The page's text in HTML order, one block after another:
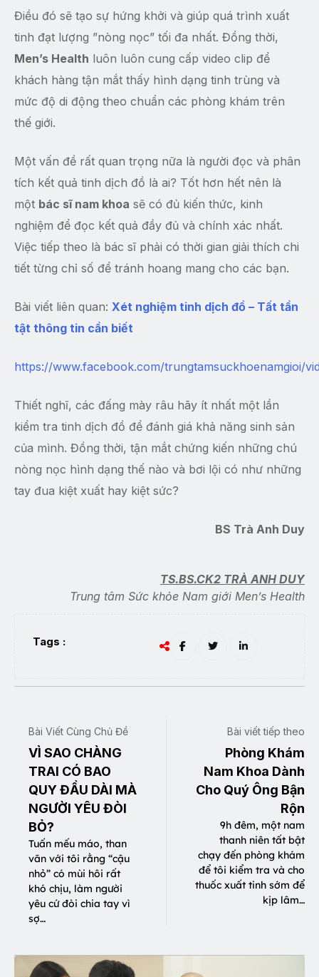
Điều đó sẽ tạo sự hứng khởi và giúp quá trình xuất
tinh đạt lượng ”nòng nọc” tối đa nhất. Đồng thời,
Men’s Health luôn luôn cung cấp video clip để
khách hàng tận mắt thấy hình dạng tinh trùng và
mức độ di động theo chuẩn các phòng khám trên
thế giới.
Một vấn đề rất quan trọng nữa là người đọc và phân
tích kết quả tinh dịch đồ là ai? Tốt hơn hết nên là
một bác sĩ nam khoa sẽ có đủ kiến thức, kinh
nghiệm để đọc kết quả đầy đủ và chính xác nhất.
Việc tiếp theo là bác sĩ phải có thời gian giải thích chi
tiết từng chỉ số để tránh hoang mang cho các bạn.
Bài viết liên quan: Xét nghiệm tinh dịch đồ – Tất tần
tật thông tin cần biết
https://www.facebook.com/trungtamsuckhoenamgioi/
Thiết nghĩ, các đấng mày râu hãy ít nhất một lần
kiểm tra tinh dịch đồ để đánh giá khả năng sinh sản
của mình. Đồng thời, tận mắt chứng kiến những chú
nòng nọc hình dạng thế nào và bơi lội có như những
tay đua kiệt xuất hay kiệt sức?
BS Trà Anh Duy
TS.BS.CK2 TRÀ ANH DUY
Trung tâm Sức khỏe Nam giới Men’s Health
Tags :
Bài Viết Cùng Chủ Đề
VÌ SAO CHÀNG
TRAI CÓ BAO
QUY ĐẦU DÀI MÀ
NGƯỜI YÊU ĐÒI
BỎ?
Tuấn mếu máo, than
vãn với tôi rằng “cậu
nhỏ” có mùi hôi rất
khó chịu, làm người
yêu cứ đòi chia tay vì
sợ…
Bài viết tiếp theo
Phòng Khám
Nam Khoa Dành
Cho Quý Ông Bận
Rộn
9h đêm, một nam
thanh niên tất bật
chạy đến phòng khám
để tôi kiểm tra và cho
thuốc xuất tinh sớm để
kịp lâm…